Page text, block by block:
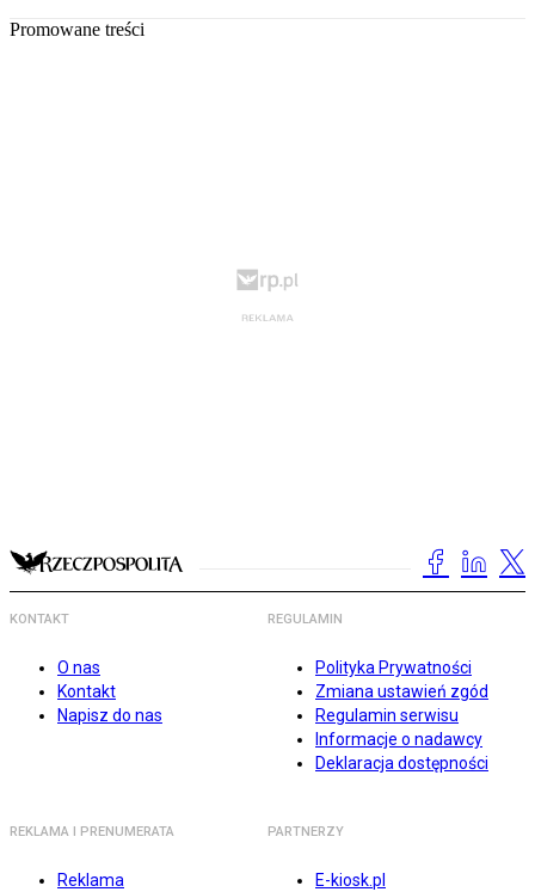
Promowane treści
KONTAKT
O nas
Kontakt
Napisz do nas
REGULAMIN
Polityka Prywatności
Zmiana ustawień zgód
Regulamin serwisu
Informacje o nadawcy
Deklaracja dostępności
REKLAMA I PRENUMERATA
Reklama
PARTNERZY
E-kiosk.pl